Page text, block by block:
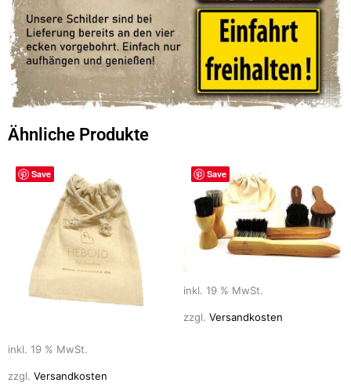
Ähnliche Produkte
Save
inkl. 19 % MwSt.
zzgl. Versandkosten
Save
inkl. 19 % MwSt.
zzgl. Versandkosten